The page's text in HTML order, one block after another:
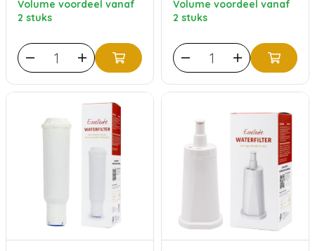
Volume voordeel vanaf
2 stuks
Volume voordeel vanaf
2 stuks